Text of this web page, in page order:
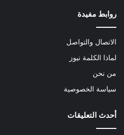
روابط مفيدة
الاتصال والتواصل
لماذا الكلمة نيوز
من نحن
سياسة الخصوصية
أحدث التعليقات